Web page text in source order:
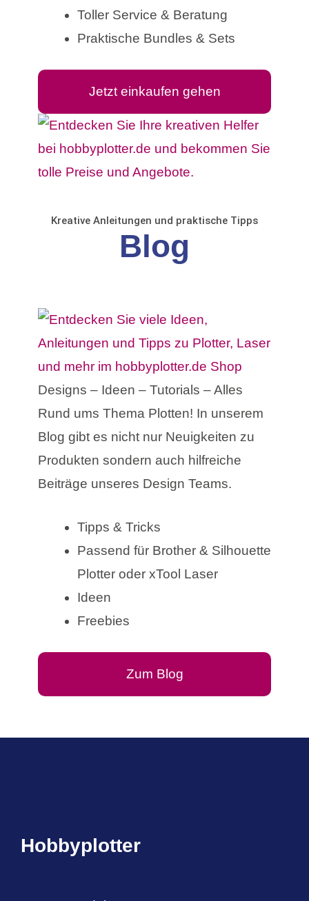
Toller Service & Beratung
Praktische Bundles & Sets
Jetzt einkaufen gehen
Kreative Anleitungen und praktische Tipps
Blog
Designs – Ideen – Tutorials – Alles
Rund ums Thema Plotten! In unserem
Blog gibt es nicht nur Neuigkeiten zu
Produkten sondern auch hilfreiche
Beiträge unseres Design Teams.
Tipps & Tricks
Passend für Brother & Silhouette
Plotter oder xTool Laser
Ideen
Freebies
Zum Blog
Hobbyplotter